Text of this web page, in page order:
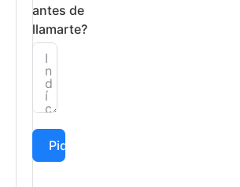
antes de
llamarte?
Pide tu cita